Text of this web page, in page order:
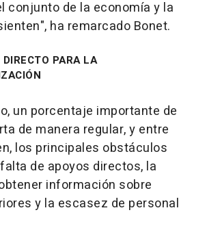
conjunto de la economía y la
ha remarcado Bonet.
PARA LA
un porcentaje importante de
de manera regular, y entre
los principales obstáculos
de apoyos directos, la
información sobre
y la escasez de personal